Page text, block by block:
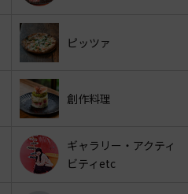
ピッツァ
創作料理
ギャラリー・アクティ
ビティetc